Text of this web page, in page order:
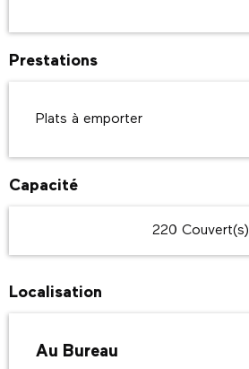
Prestations
Plats à emporter
Capacité
220 Couvert(s)
Localisation
Au Bureau